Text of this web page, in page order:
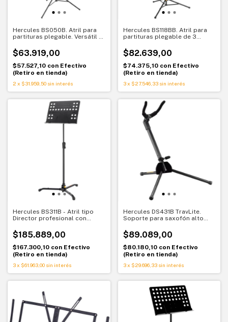
Hercules BS050B. Atril para
partituras plegable. Versátil y
escenario
$63.919,00
$57.527,10 con Efectivo
(Retiro en tienda)
2 x $31.959,50 sin interés
Hercules BS118BB. Atril para
partituras plegable de 3
máxima comodidad
$82.639,00
$74.375,10 con Efectivo
(Retiro en tienda)
3 x $27.546,33 sin interés
Hercules BS311B - Atril tipo
Director profesional con
$185.889,00
$167.300,10 con Efectivo
(Retiro en tienda)
3x $61.963,00 sin interés
Hercules DS431B TravLite.
Soporte para saxofón alto
$89.089,00
$80.180,10 con Efectivo
(Retiro en tienda)
3 x $29.696,33 sin interés